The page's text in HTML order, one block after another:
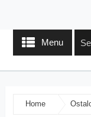
Menu
Home